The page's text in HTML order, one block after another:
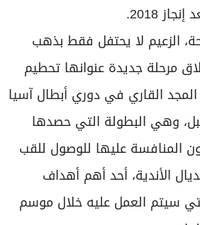
2018.
الزعيم لا يحتفل فقط بذهب
مرحلة جديدة عنوانها تحطيم
القاري في دوري أبطال آسيا
وهي البطولة التي حصدها
المنافسة عليها للوصول للقب
الأندية، أحد أهم أهداف
سيتم العمل عليه خلال موسم